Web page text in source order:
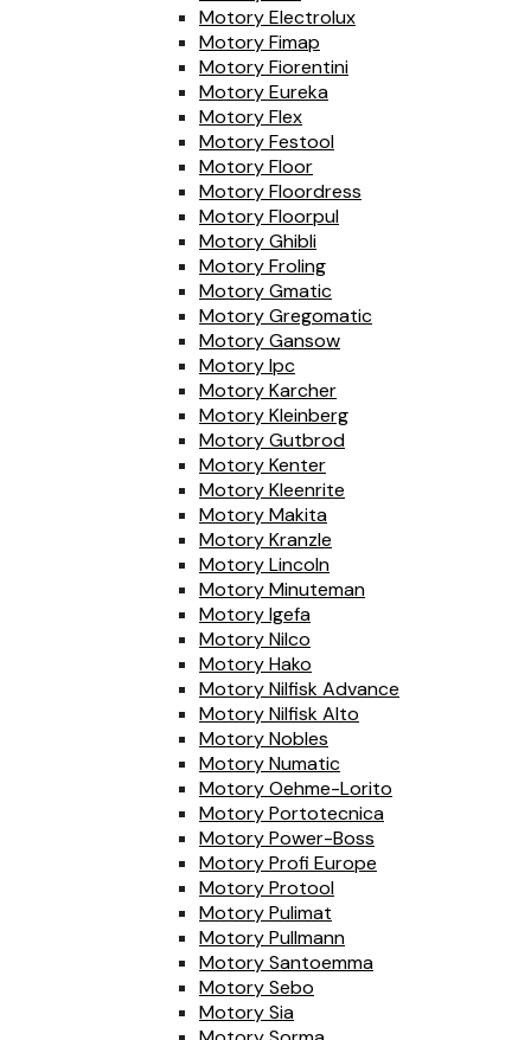
Motory Electrolux
Motory Fimap
Motory Fiorentini
Motory Eureka
Motory Flex
Motory Festool
Motory Floor
Motory Floordress
Motory Floorpul
Motory Ghibli
Motory Froling
Motory Gmatic
Motory Gregomatic
Motory Gansow
Motory Ipc
Motory Karcher
Motory Kleinberg
Motory Gutbrod
Motory Kenter
Motory Kleenrite
Motory Makita
Motory Kranzle
Motory Lincoln
Motory Minuteman
Motory Igefa
Motory Nilco
Motory Hako
Motory Nilfisk Advance
Motory Nilfisk Alto
Motory Nobles
Motory Numatic
Motory Oehme-Lorito
Motory Portotecnica
Motory Power-Boss
Motory Profi Europe
Motory Protool
Motory Pulimat
Motory Pullmann
Motory Santoemma
Motory Sebo
Motory Sia